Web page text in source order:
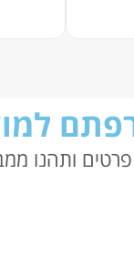
ותהנו